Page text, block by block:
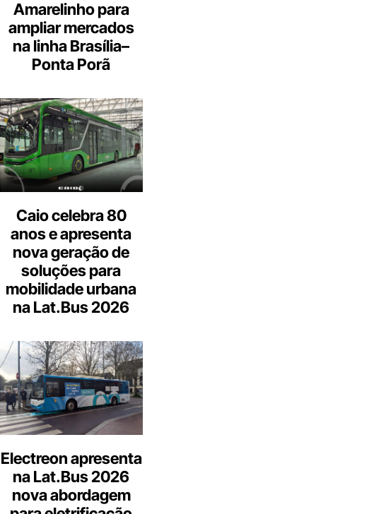
Amarelinho para
ampliar mercados
na linha Brasília–
Ponta Porã
Caio celebra 80
anos e apresenta
nova geração de
soluções para
mobilidade urbana
na Lat.Bus 2026
Electreon apresenta
na Lat.Bus 2026
nova abordagem